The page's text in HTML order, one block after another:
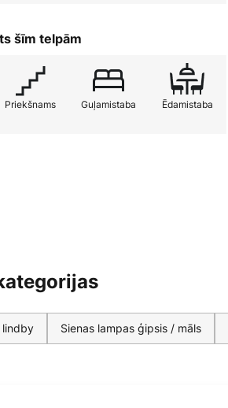
šīm telpām
Priekšnams Guļamistaba Ēdamistaba
lindby Sienas lampas ģipsis / māls